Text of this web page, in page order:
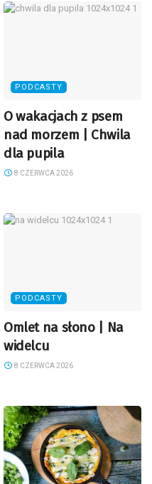
PODCASTY
O wakacjach z psem
nad morzem | Chwila
dla pupila
8 CZERWCA 2026
PODCASTY
Omlet na słono | Na
widelcu
8 CZERWCA 2026